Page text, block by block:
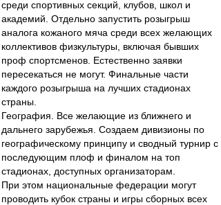
среди спортивных секций, клубов, школ и
академий. Отдельно запустить розыгрыш
аналога кожаного мяча среди всех желающих
коллективов физкультуры, включая бывших
проф спортсменов. Естественно заявки
пересекаться не могут. Финальные части
каждого розыгрыша на лучших стадионах
страны.
География. Все желающие из ближнего и
дальнего зарубежья. Создаем дивизионы по
географическому принципу и сводный турнир с
последующим плоф и финалом на топ
стадионах, доступных организаторам.
При этом национальные федерации могут
проводить кубок страны и игры сборных всех